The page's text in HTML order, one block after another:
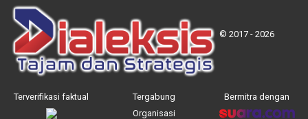
© 2017 - 2026
Terverifikasi faktual
Tergabung
Organisasi
Bermitra dengan